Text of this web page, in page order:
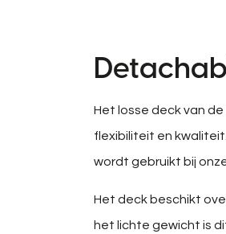
Het losse deck van
flexibiliteit en
wordt gebruikt bij
Het deck beschikt
het lichte gewicht is